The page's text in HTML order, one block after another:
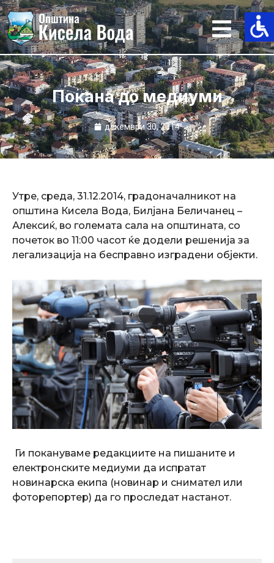
Skip
to
content
Покана до медиуми
декември 30, 2014
Утре, среда, 31.12.2014, градоначалникот на
општина Кисела Вода, Билјана Беличанец –
Алексиќ, во големата сала на општината, со
почеток во 11:00 часот ќе додели решенија за
легализација на бесправно изградени објекти.
Ги покануваме редакциите на пишаните и
електронските медиуми да испратат
новинарска екипа (новинар и снимател или
фоторепортер) да го проследат настанот.